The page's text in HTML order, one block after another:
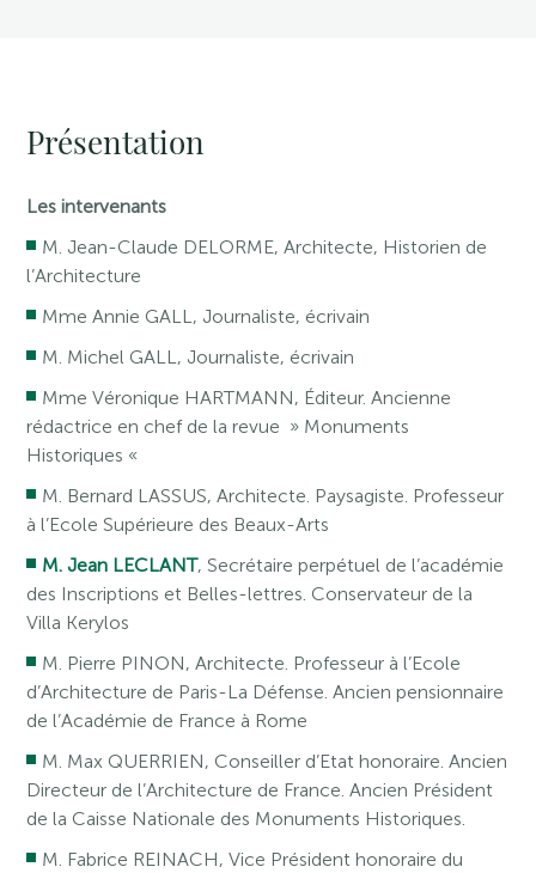
Présentation
Les intervenants
M. Jean-Claude DELORME, Architecte, Historien de
l’Architecture
Mme Annie GALL, Journaliste, écrivain
M. Michel GALL, Journaliste, écrivain
Mme Véronique HARTMANN, Éditeur. Ancienne
rédactrice en chef de la revue » Monuments
Historiques «
M. Bernard LASSUS, Architecte. Paysagiste. Professeur
à l’Ecole Supérieure des Beaux-Arts
M. Jean LECLANT, Secrétaire perpétuel de l’académie
des Inscriptions et Belles-lettres. Conservateur de la
Villa Kerylos
M. Pierre PINON, Architecte. Professeur à l’Ecole
d’Architecture de Paris-La Défense. Ancien pensionnaire
de l’Académie de France à Rome
M. Max QUERRIEN, Conseiller d’Etat honoraire. Ancien
Directeur de l’Architecture de France. Ancien Président
de la Caisse Nationale des Monuments Historiques.
M. Fabrice REINACH, Vice Président honoraire du